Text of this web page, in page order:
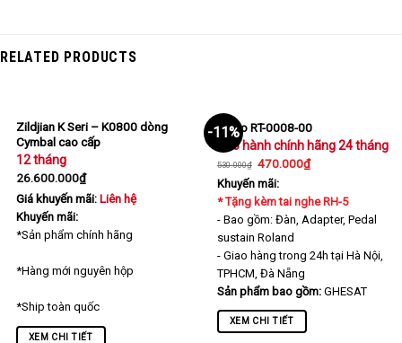
RELATED PRODUCTS
Zildjian K Seri – K0800 dòng
Cymbal cao cấp
12 tháng
26.600.000₫
Giá khuyến mãi:Liên hệ
Khuyến mãi:
*Sản phẩm chính hãng
*Hàng mới nguyên hộp
*Ship toàn quốc
XEM CHI TIẾT
-11%
Remo RT-0008-00
Bảo hành chính hãng 24 tháng
530.000₫ 470.000₫
Khuyến mãi:
* Tặng kèm tai nghe RH-5
- Bao gồm: Đàn, Adapter, Pedal
sustain Roland
- Giao hàng trong 24h tại Hà Nội,
TPHCM, Đà Nẵng
Sản phẩm bao gồm: GHESAT
XEM CHI TIẾT